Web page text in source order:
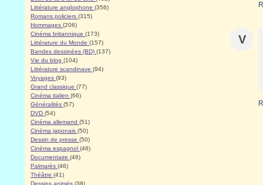
Littérature anglophone (356)
Romans policiers (315)
Hommages (206)
Cinéma britannique (173)
Littérature du Monde (157)
Bandes dessinées (BD) (137)
Vie du blog (104)
Littérature scandinave (94)
Voyages (93)
Grand classique (77)
Cinéma italien (66)
Généralités (57)
DVD (54)
Cinéma allemand (51)
Cinéma japonais (50)
Dessin de presse (50)
Cinéma espagnol (46)
Documentaire (46)
Palmarès (46)
Théâtre (41)
Dessins animés (38)
V